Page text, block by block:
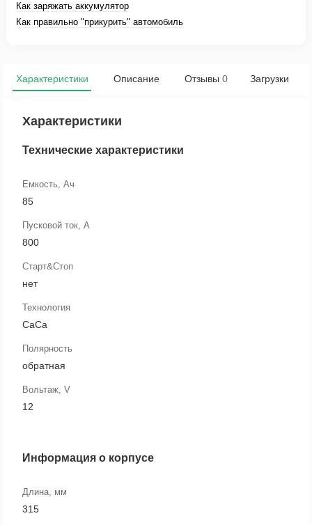
Как заряжать аккумулятор
Как правильно "прикурить" автомобиль
Характеристики Описание Отзывы 0 Загрузки
Характеристики
Технические характеристики
Емкость, Ач
85
Пусковой ток, А
800
Старт&Стоп
нет
Технология
CaCa
Полярность
обратная
Вольтаж, V
12
Информация о корпусе
Длина, мм
315